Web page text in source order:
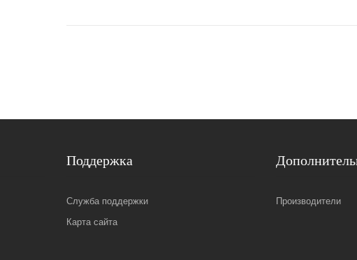
Поддержка
Служба поддержки
Карта сайта
Производители